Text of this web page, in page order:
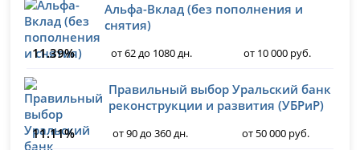
Альфа-Вклад (без пополнения и
снятия)
11.39%
от 62 до 1080 дн. от 10 000 руб.
Правильный выбор Уральский банк
реконструкции и развития (УБРиР)
11.11%
от 90 до 360 дн. от 50 000 руб.